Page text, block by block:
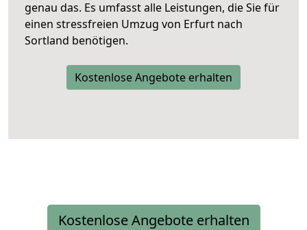
genau das. Es umfasst alle Leistungen, die Sie für
einen stressfreien Umzug von Erfurt nach
Sortland benötigen.
Kostenlose Angebote erhalten
Kostenlose Angebote erhalten